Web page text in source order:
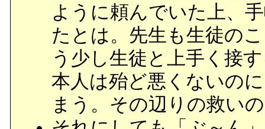
ように頼んでいた上、
たとは。先生も生徒の
う少し生徒と上手く接
本人は殆ど悪くないの
まう。その辺りの救い